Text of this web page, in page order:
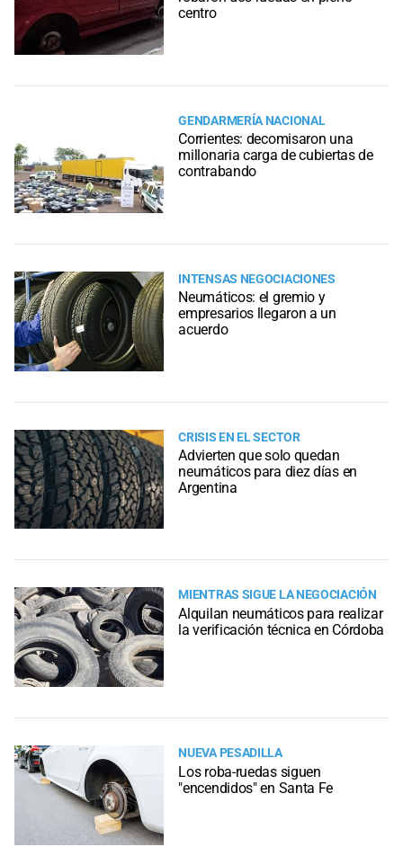
centro
GENDARMERÍA NACIONAL
Corrientes: decomisaron una
millonaria carga de cubiertas de
contrabando
INTENSAS NEGOCIACIONES
Neumáticos: el gremio y
empresarios llegaron a un
acuerdo
CRISIS EN EL SECTOR
Advierten que solo quedan
neumáticos para diez días en
Argentina
MIENTRAS SIGUE LA NEGOCIACIÓN
Alquilan neumáticos para realizar
la verificación técnica en Córdoba
NUEVA PESADILLA
Los roba-ruedas siguen
"encendidos" en Santa Fe